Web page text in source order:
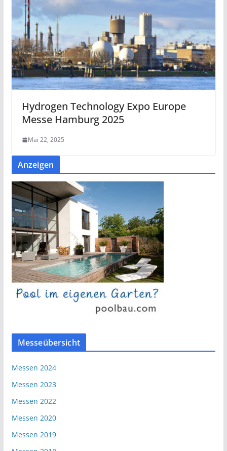
Hydrogen Technology Expo Europe
Messe Hamburg 2025
Mai 22, 2025
Anzeigen
Messeübersicht
Messen 2024
Messen 2023
Messen 2022
Messen 2020
Messen 2019